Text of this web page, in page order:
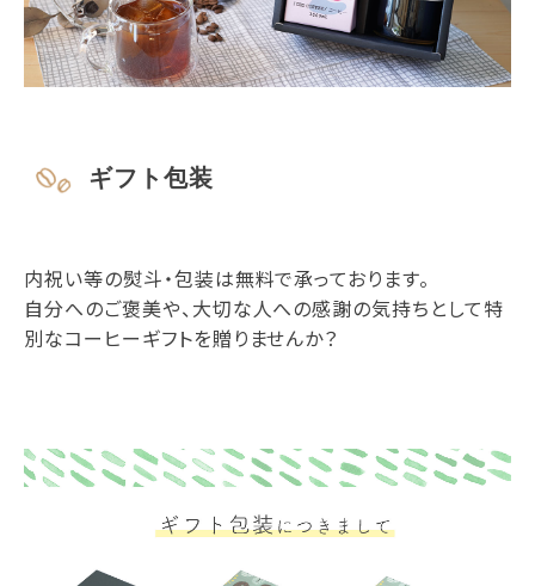
ギフト包装
内祝い等の熨斗・包装は無料で承っております。
自分へのご褒美や、大切な人への感謝の気持ちとして特
別なコーヒーギフトを贈りませんか？